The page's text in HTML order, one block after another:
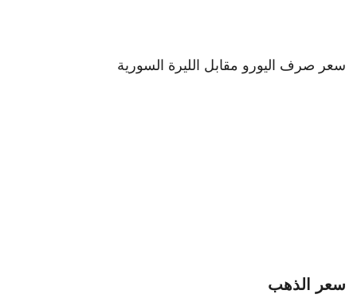
سعر صرف اليورو مقابل الليرة السورية
سعر الذهب